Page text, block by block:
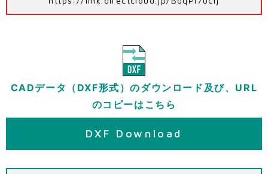
CADデータ（DXF形式）のダウンロード及び、URL
のコピーはこちら
DXF Download